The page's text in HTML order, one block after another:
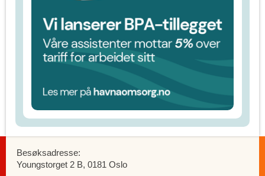
Besøksadresse:
Youngstorget 2 B, 0181 Oslo